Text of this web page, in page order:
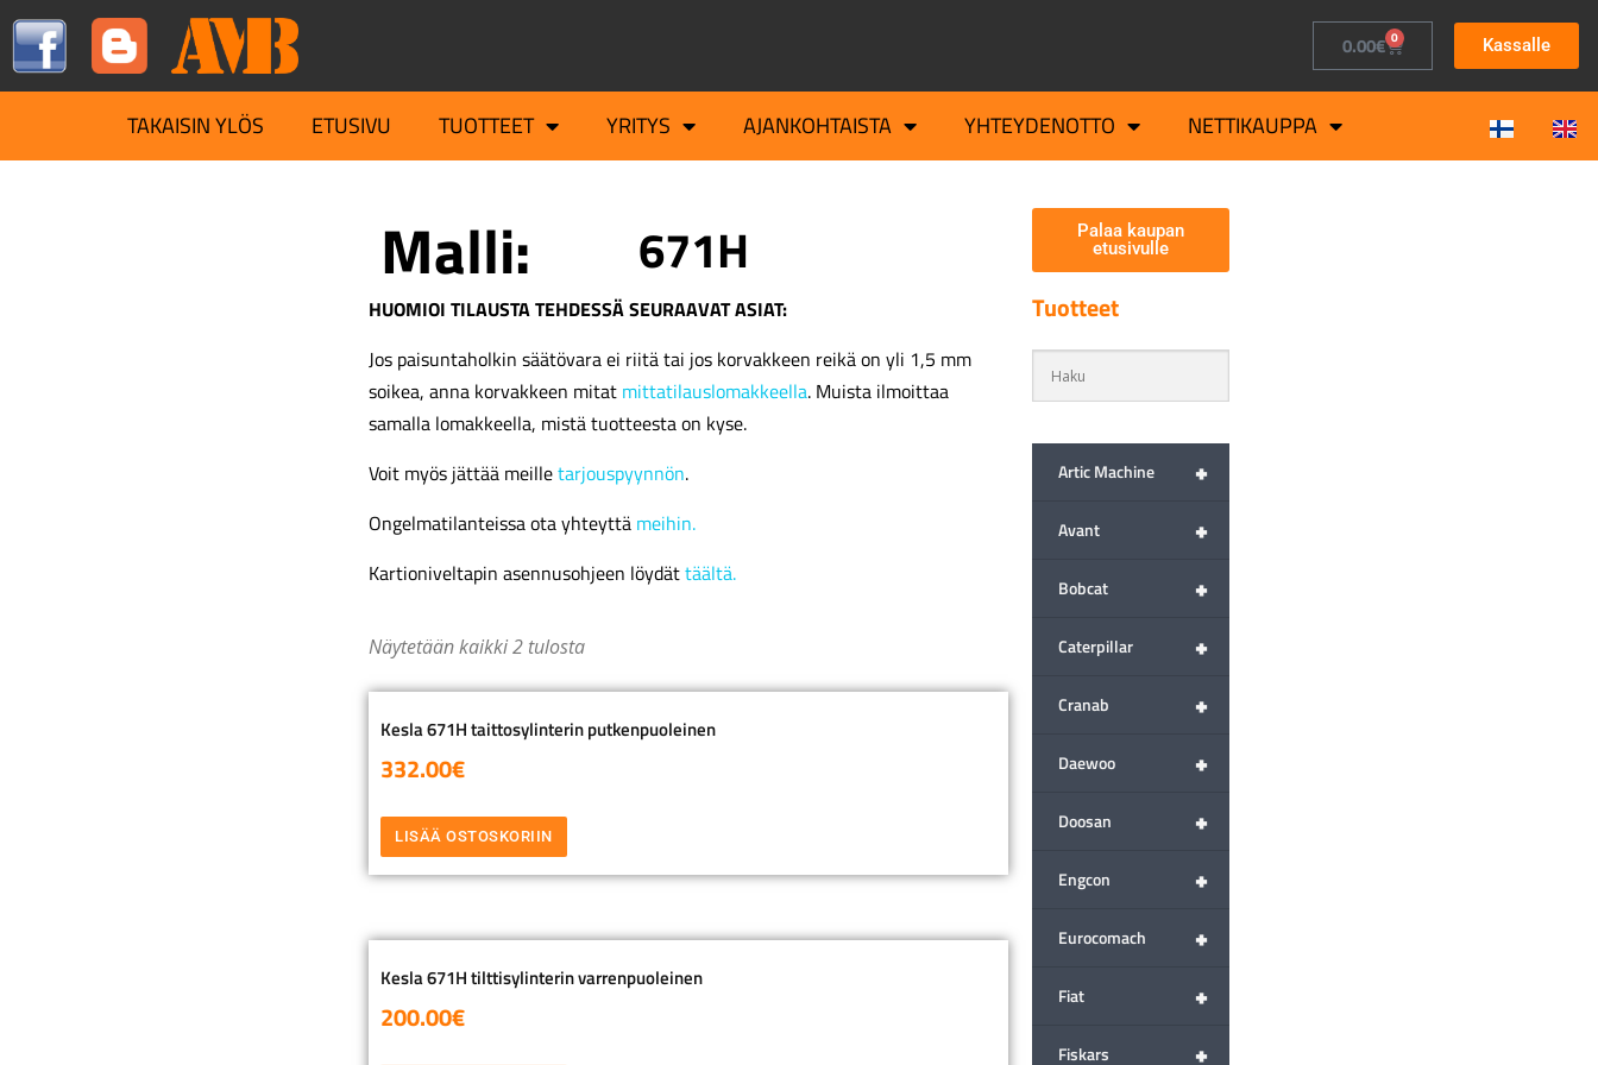
0.00€ 0 Kassalle
TAKAISIN YLÖS ETUSIVU TUOTTEET YRITYS AJANKOHTAISTA YHTEYDENOTTO NETTIKAUPPA
Malli: 671H
HUOMIOI TILAUSTA TEHDESSÄ SEURAAVAT ASIAT:
Jos paisuntaholkin säätövara ei riitä tai jos korvakkeen reikä on yli 1,5 mm
soikea, anna korvakkeen mitat mittatilauslomakkeella. Muista ilmoittaa
samalla lomakkeella, mistä tuotteesta on kyse.
Voit myös jättää meilletarjouspyynnön.
Ongelmatilanteissa ota yhteyttä meihin.
Kartioniveltapin asennusohjeen löydättäältä.
Näytetään kaikki 2 tulosta
Kesla 671H taittosylinterin putkenpuoleinen
332.00€
LISÄÄ OSTOSKORIIN
Kesla 671H tilttisylinterin varrenpuoleinen
200.00€
Palaa kaupan
etusivulle
Tuotteet
+
Artic Machine
+
Avant
+
Bobcat
+
Caterpillar
+
Cranab
+
Daewoo
+
Doosan
+
Engcon
+
Eurocomach
+
Fiat
+
Fiskars